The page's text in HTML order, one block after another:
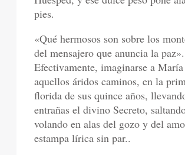
pies.
«Qué hermosos son sobre los
del mensajero que anuncia la paz».
Efectivamente, imaginarse a
aquellos áridos caminos, en la
florida de sus quince años,
entrañas el divino Secreto,
volando en alas del gozo y del
estampa lírica sin par..